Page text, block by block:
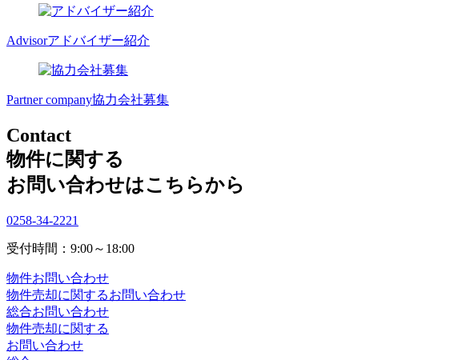
Advisorアドバイザー紹介
Partner company協力会社募集
Contact
物件に関する
お問い合わせはこちらから
0258-34-2221
受付時間：9:00～18:00
物件お問い合わせ
物件売却に関するお問い合わせ
総合お問い合わせ
物件売却に関する
お問い合わせ